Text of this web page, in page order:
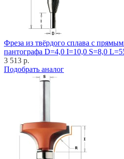
Фреза из твёрдого сплава с
пантографа D=4,0 I=10,0 S=8,0
3 513 р.
Подобрать аналог